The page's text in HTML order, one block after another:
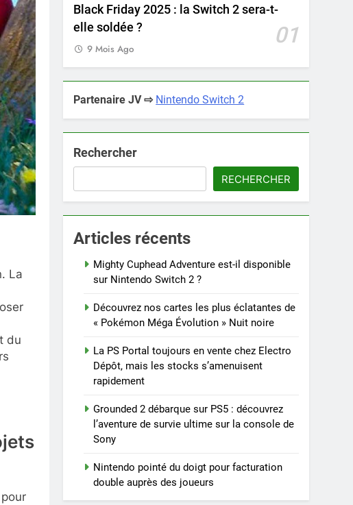
La
du
Black Friday 2025 : la Switch 2 sera-t-
elle soldée ?
01
9 Mois Ago
Partenaire JV ⇨ Nintendo Switch 2
Rechercher
RECHERCHER
Articles récents
Mighty Cuphead Adventure est-il disponible
sur Nintendo Switch 2 ?
Découvrez nos cartes les plus éclatantes de
« Pokémon Méga Évolution » Nuit noire
La PS Portal toujours en vente chez Electro
Dépôt, mais les stocks s’amenuisent
rapidement
Grounded 2 débarque sur PS5 : découvrez
l’aventure de survie ultime sur la console de
Sony
Nintendo pointé du doigt pour facturation
double auprès des joueurs